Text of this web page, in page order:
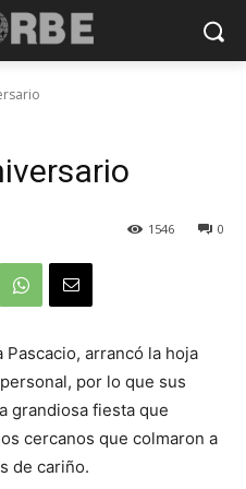
0
1546
Pascacio, arrancó la hoja
por lo que sus
grandiosa fiesta que
cercanos que colmaron a
de cariño.